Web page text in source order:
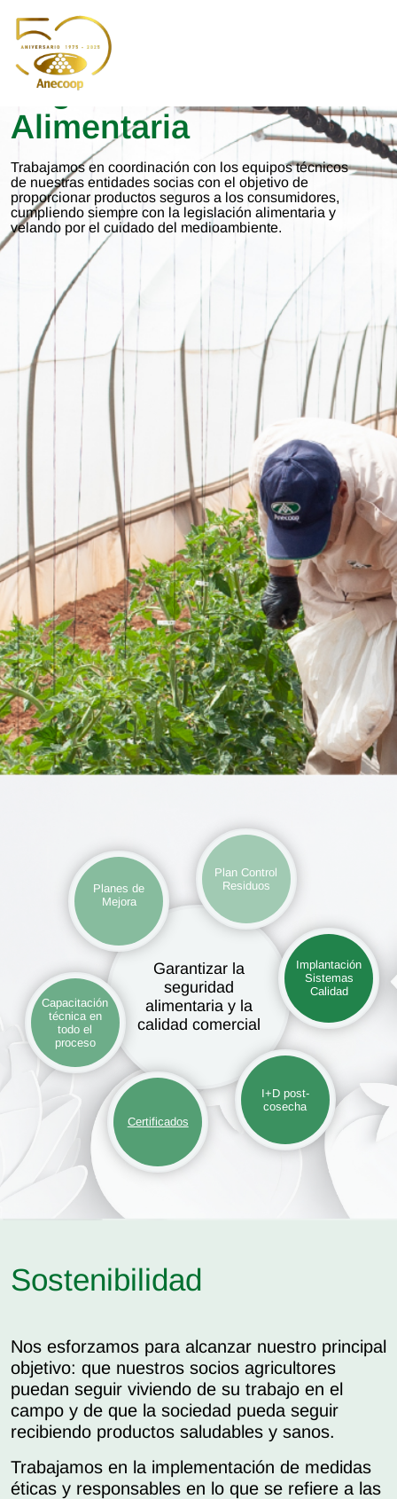
Calidad
y
Seguridad
Alimentaria
Trabajamos en coordinación con los equipos técnicos
de nuestras entidades socias con el objetivo de
proporcionar productos seguros a los consumidores,
cumpliendo siempre con la legislación alimentaria y
velando por el cuidado del medioambiente.
Garantizar la
seguridad
alimentaria y la
calidad comercial
Plan Control
Residuos
Implantación
Sistemas
Calidad
I+D post-
cosecha
Certificados
Capacitación
técnica en
todo el
proceso
Planes de
Mejora
Sostenibilidad
Nos esforzamos para alcanzar nuestro principal
objetivo: que nuestros socios agricultores
puedan seguir viviendo de su trabajo en el
campo y de que la sociedad pueda seguir
recibiendo productos saludables y sanos.
Trabajamos en la implementación de medidas
éticas y responsables en lo que se refiere a las